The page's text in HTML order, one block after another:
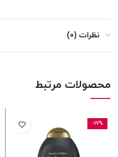
نظرات (0)
محصولات مرتبط
-17%